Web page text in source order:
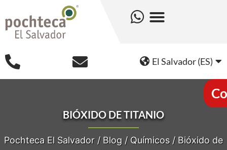
El Salvador (ES)
BIÓXIDO DE TITANIO
Pochteca El Salvador / Blog / Químicos/ Bióxido de